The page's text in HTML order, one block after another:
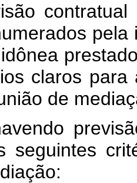
claros
de
seguintes